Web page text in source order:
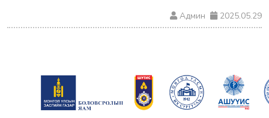
Админ 2025.05.29